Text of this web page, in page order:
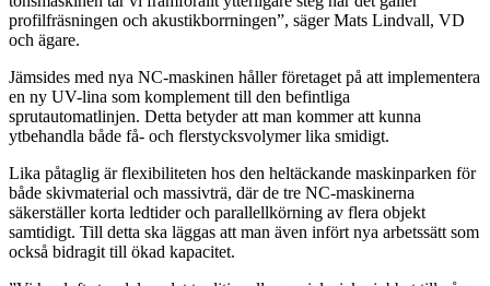
profilfräsningen och akustikborrningen”, säger Mats Lindvall, VD
och ägare.
Jämsides med nya NC-maskinen håller företaget på att implementera
en ny UV-lina som komplement till den befintliga
sprutautomatlinjen. Detta betyder att man kommer att kunna
ytbehandla både få- och flerstycksvolymer lika smidigt.
Lika påtaglig är flexibiliteten hos den heltäckande maskinparken för
både skivmaterial och massivträ, där de tre NC-maskinerna
säkerställer korta ledtider och parallellkörning av flera objekt
samtidigt. Till detta ska läggas att man även infört nya arbetssätt som
också bidragit till ökad kapacitet.